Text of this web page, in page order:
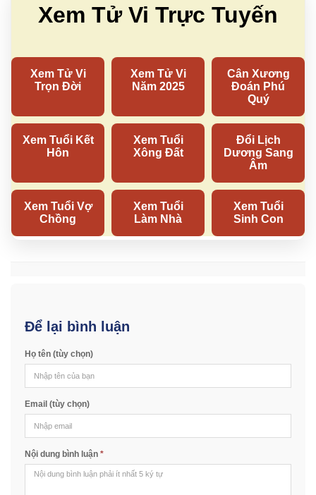
Để lại bình luận
Họ tên (tùy chọn)
Email (tùy chọn)
Nội dung bình luận *